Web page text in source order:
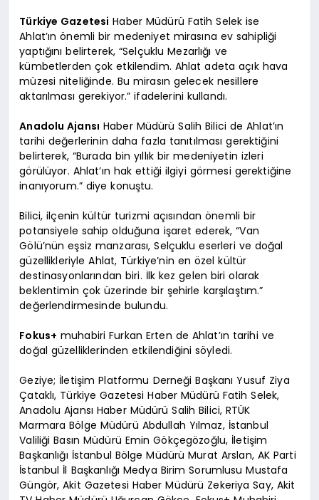
Türkiye Gazetesi Haber Müdürü Fatih Selek ise
Ahlat’ın önemli bir medeniyet mirasına ev sahipliği
yaptığını belirterek, “Selçuklu Mezarlığı ve
kümbetlerden çok etkilendim. Ahlat adeta açık hava
müzesi niteliğinde. Bu mirasın gelecek nesillere
aktarılması gerekiyor.” ifadelerini kullandı.
Anadolu Ajansı Haber Müdürü Salih Bilici de Ahlat’ın
tarihi değerlerinin daha fazla tanıtılması gerektiğini
belirterek, “Burada bin yıllık bir medeniyetin izleri
görülüyor. Ahlat’ın hak ettiği ilgiyi görmesi gerektiğine
inanıyorum.” diye konuştu.
Bilici, ilçenin kültür turizmi açısından önemli bir
potansiyele sahip olduğuna işaret ederek, “Van
Gölü’nün eşsiz manzarası, Selçuklu eserleri ve doğal
güzellikleriyle Ahlat, Türkiye’nin en özel kültür
destinasyonlarından biri. İlk kez gelen biri olarak
beklentimin çok üzerinde bir şehirle karşılaştım.”
değerlendirmesinde bulundu.
Fokus+ muhabiri Furkan Erten de Ahlat’ın tarihi ve
doğal güzelliklerinden etkilendiğini söyledi.
Geziye; İletişim Platformu Derneği Başkanı Yusuf Ziya
Çataklı, Türkiye Gazetesi Haber Müdürü Fatih Selek,
Anadolu Ajansı Haber Müdürü Salih Bilici, RTÜK
Marmara Bölge Müdürü Abdullah Yılmaz, İstanbul
Valiliği Basın Müdürü Emin Gökçegözoğlu, İletişim
Başkanlığı İstanbul Bölge Müdürü Murat Arslan, AK Parti
İstanbul İl Başkanlığı Medya Birim Sorumlusu Mustafa
Güngör, Akit Gazetesi Haber Müdürü Zekeriya Say, Akit